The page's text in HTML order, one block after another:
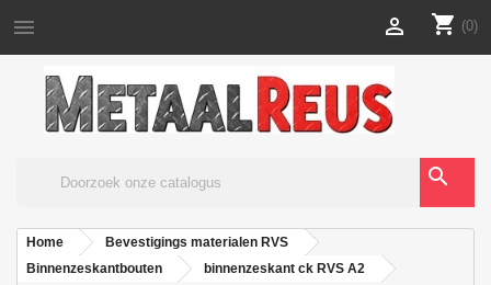
 shopping_cart (0)

search
Home
Bevestigings materialen RVS
Binnenzeskantbouten
binnenzeskant ck RVS A2